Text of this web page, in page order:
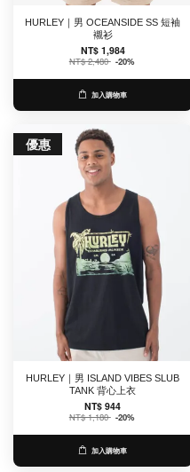
HURLEY｜男 OCEANSIDE SS 短袖
襯衫
NT$ 1,984
NT$ 2,480 -20%
加入購物車
優惠
HURLEY｜男 ISLAND VIBES SLUB
TANK 背心上衣
NT$ 944
NT$ 1,180 -20%
加入購物車